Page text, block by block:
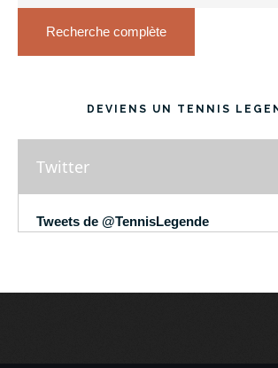
Recherche complète
DEVIENS UN TENNIS
Twitter
Tweets de @TennisLegende